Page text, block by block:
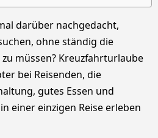
darüber nachgedacht,
ohne ständig die
müssen? Kreuzfahrturlaube
bei Reisenden, die
gutes Essen und
einer einzigen Reise erleben